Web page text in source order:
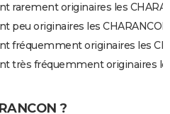
rarement originaires les
peu originaires les CHARANCON
fréquemment originaires les
très fréquemment originaires
?